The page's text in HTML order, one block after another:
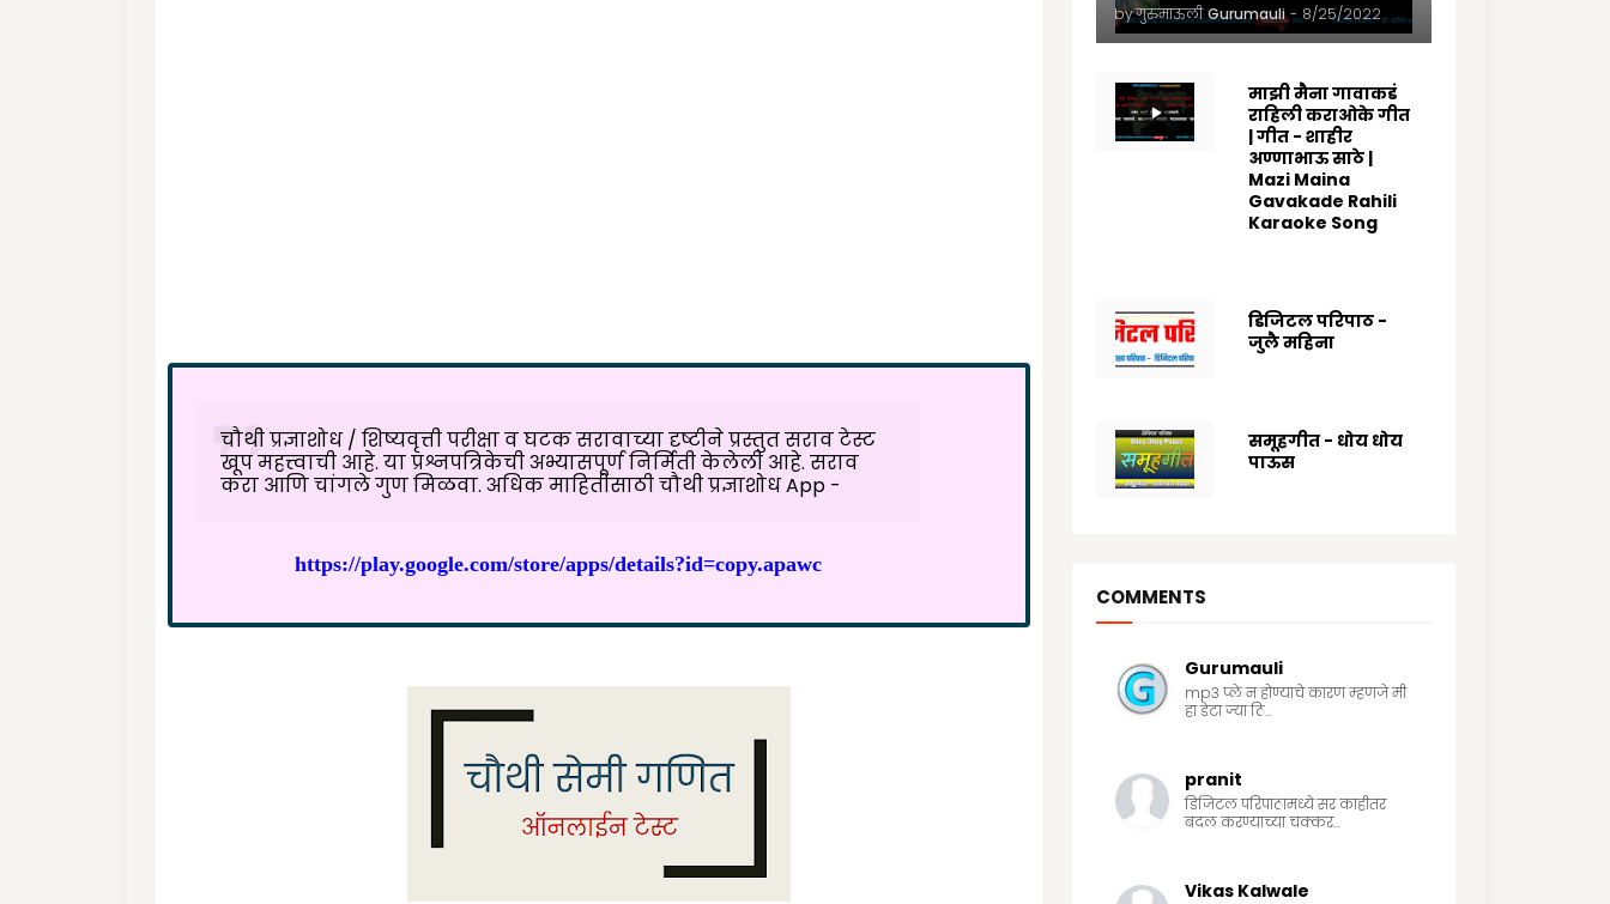
चौथी प्रज्ञाशोध / शिष्यवृत्ती परीक्षा व घटक सरावाच्या दृष्टीने प्रस्तुत सराव टेस्ट
खूप महत्त्वाची आहे. या प्रश्नपत्रिकेची अभ्यासपूर्ण निर्मिती केलेली आहे. सराव
करा आणि चांगले गुण मिळवा. अधिक माहितीसाठी चौथी प्रज्ञाशोध App -
https://play.google.com/store/apps/details?id=copy.apawc
by गुरुमाऊली Gurumauli - 8/25/2022
माझी मैना गावाकडं
राहिली कराओके गीत
| गीत - शाहीर
अण्णाभाऊ साठे |
Mazi Maina
Gavakade Rahili
Karaoke Song
डिजिटल परिपाठ -
जुलै महिना
समूहगीत - धोय धोय
पाऊस
COMMENTS
Gurumauli
mp3 प्ले न होण्याचे कारण म्हणजे मी
हा डेटा ज्या ठि...
pranit
डिजिटल परिपाठामध्ये सर काहीतर
बदल करण्याच्या चक्कर...
Vikas Kalwale